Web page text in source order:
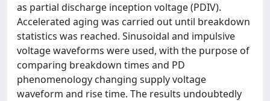
as partial discharge inception voltage (PDIV).
Accelerated aging was carried out until breakdown
statistics was reached. Sinusoidal and impulsive
voltage waveforms were used, with the purpose of
comparing breakdown times and PD
phenomenology changing supply voltage
waveform and rise time. The results undoubtedly